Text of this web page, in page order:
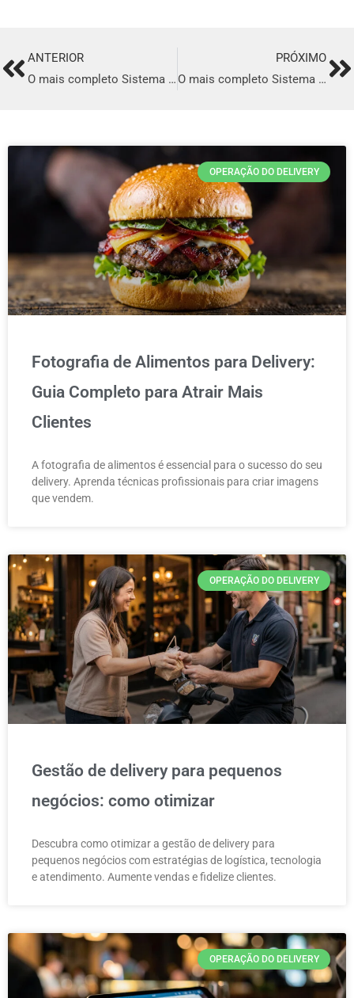
PrevANTERIOR
O mais completo Sistema para Delivery de comida Italiana em Pelotas
PRÓXIMO
O mais completo Sistema para Delivery de comida Italiana em Caucaia
OPERAÇÃO DO DELIVERY
Fotografia de Alimentos para Delivery:
Guia Completo para Atrair Mais
Clientes
A fotografia de alimentos é essencial para o sucesso do seu
delivery. Aprenda técnicas profissionais para criar imagens
que vendem.
OPERAÇÃO DO DELIVERY
Gestão de delivery para pequenos
negócios: como otimizar
Descubra como otimizar a gestão de delivery para
pequenos negócios com estratégias de logística, tecnologia
e atendimento. Aumente vendas e fidelize clientes.
OPERAÇÃO DO DELIVERY